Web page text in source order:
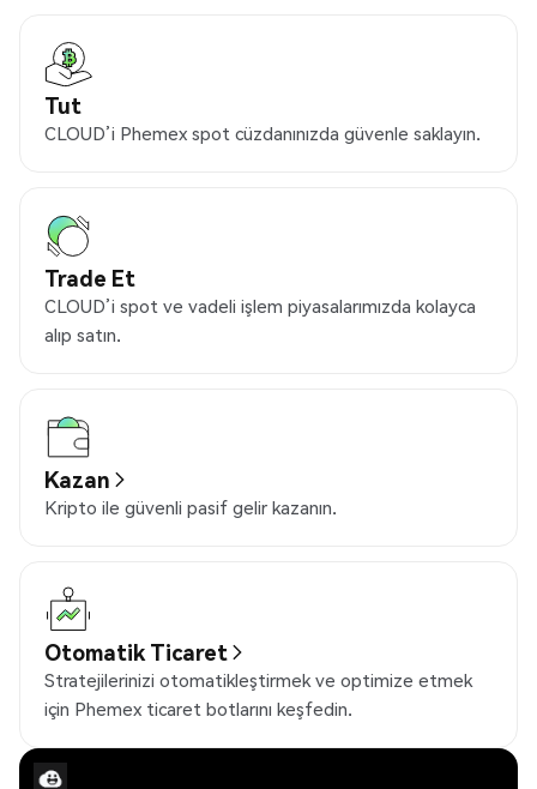
Tut
CLOUD’i Phemex spot cüzdanınızda güvenle saklayın.
Trade Et
CLOUD’i spot ve vadeli işlem piyasalarımızda kolayca
alıp satın.
Kazan
Kripto ile güvenli pasif gelir kazanın.
Otomatik Ticaret
Stratejilerinizi otomatikleştirmek ve optimize etmek
için Phemex ticaret botlarını keşfedin.